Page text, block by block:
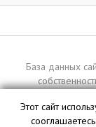
База данных
Этот сайт